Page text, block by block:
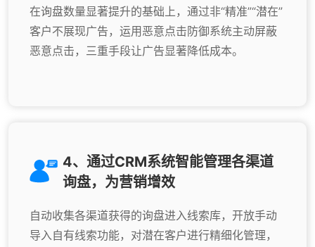
在询盘数量显著提升的基础上，通过非“精准”“潜在”
客户不展现广告，运用恶意点击防御系统主动屏蔽
恶意点击，三重手段让广告显著降低成本。
4、通过CRM系统智能管理各渠道
询盘，为营销增效
自动收集各渠道获得的询盘进入线索库，开放手动
导入自有线索功能，对潜在客户进行精细化管理，